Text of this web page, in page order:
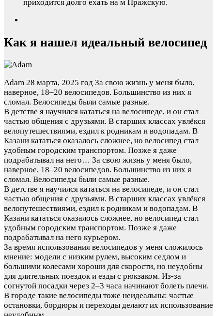
приходится долго ехать на м Пражскую.
Как я нашел идеальный велосипед
Adam 28 марта, 2025 год За свою жизнь у меня было,
наверное, 18–20 велосипедов. Большинство из них я
сломал. Велосипеды были самые разные.
В детстве я научился кататься на велосипеде, и он стал
частью общения с друзьями. В старших классах увлёкся
велопутешествиями, ездил к родникам и водопадам. В
Казани кататься оказалось сложнее, но велосипед стал
удобным городским транспортом. Позже я даже
подрабатывал на него… За свою жизнь у меня было,
наверное, 18–20 велосипедов. Большинство из них я
сломал. Велосипеды были самые разные.
В детстве я научился кататься на велосипеде, и он стал
частью общения с друзьями. В старших классах увлёкся
велопутешествиями, ездил к родникам и водопадам. В
Казани кататься оказалось сложнее, но велосипед стал
удобным городским транспортом. Позже я даже
подрабатывал на него курьером.
За время использования велосипедов у меня сложилось
мнение: модели с низким рулем, высоким седлом и
большими колесами хороши для скорости, но неудобны
для длительных поездок и езды с рюкзаком. Из-за
согнутой посадки через 2–3 часа начинают болеть плечи.
В городе такие велосипеды тоже неидеальны: частые
остановки, бордюры и переходы делают их использование